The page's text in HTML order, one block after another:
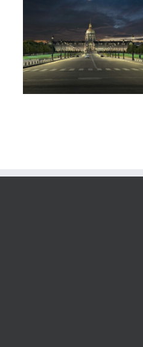
Colonne de Juillet de
de la Bastille